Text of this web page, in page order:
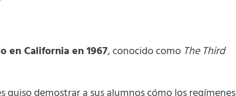
en California en 1967, conocido como The Third